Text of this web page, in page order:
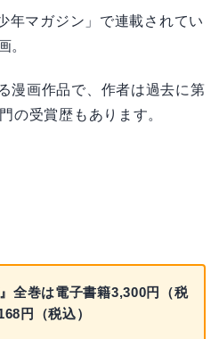
年マガジン」で連載されてい
。
漫画作品で、作者は過去に第
の受賞歴もあります。
全巻は電子書籍3,300円（税
円（税込）